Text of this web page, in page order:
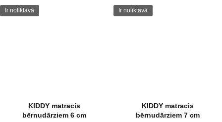
Ir noliktavā
KIDDY matracis
bērnudārziem 6 cm
Ir noliktavā
KIDDY matracis
bērnudārziem 7 cm